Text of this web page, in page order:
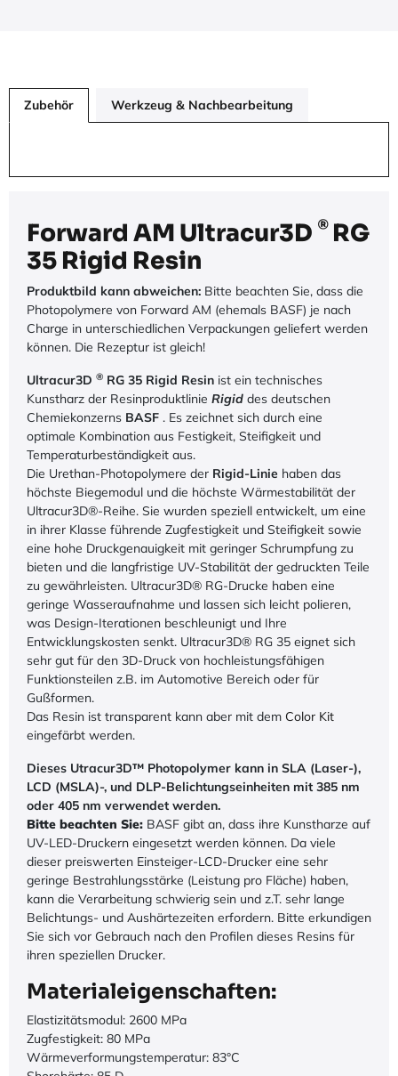
Zubehör Werkzeug & Nachbearbeitung
Forward AM Ultracur3D ® RG
35 Rigid Resin
Produktbild kann abweichen: Bitte beachten Sie, dass die
Photopolymere von Forward AM (ehemals BASF) je nach
Charge in unterschiedlichen Verpackungen geliefert werden
können. Die Rezeptur ist gleich!
Ultracur3D ® RG 35 Rigid Resin ist ein technisches
Kunstharz der Resinproduktlinie Rigid des deutschen
Chemiekonzerns BASF . Es zeichnet sich durch eine
optimale Kombination aus Festigkeit, Steifigkeit und
Temperaturbeständigkeit aus.
Die Urethan-Photopolymere der Rigid-Linie haben das
höchste Biegemodul und die höchste Wärmestabilität der
Ultracur3D®-Reihe. Sie wurden speziell entwickelt, um eine
in ihrer Klasse führende Zugfestigkeit und Steifigkeit sowie
eine hohe Druckgenauigkeit mit geringer Schrumpfung zu
bieten und die langfristige UV-Stabilität der gedruckten Teile
zu gewährleisten. Ultracur3D® RG-Drucke haben eine
geringe Wasseraufnahme und lassen sich leicht polieren,
was Design-Iterationen beschleunigt und Ihre
Entwicklungskosten senkt. Ultracur3D® RG 35 eignet sich
sehr gut für den 3D-Druck von hochleistungsfähigen
Funktionsteilen z.B. im Automotive Bereich oder für
Gußformen.
Das Resin ist transparent kann aber mit dem Color Kit
eingefärbt werden.
Dieses Utracur3D™ Photopolymer kann in SLA (Laser-),
LCD (MSLA)-, und DLP-Belichtungseinheiten mit 385 nm
oder 405 nm verwendet werden.
Bitte beachten Sie: BASF gibt an, dass ihre Kunstharze auf
UV-LED-Druckern eingesetzt werden können. Da viele
dieser preiswerten Einsteiger-LCD-Drucker eine sehr
geringe Bestrahlungsstärke (Leistung pro Fläche) haben,
kann die Verarbeitung schwierig sein und z.T. sehr lange
Belichtungs- und Aushärtezeiten erfordern. Bitte erkundigen
Sie sich vor Gebrauch nach den Profilen dieses Resins für
ihren speziellen Drucker.
Materialeigenschaften:
Elastizitätsmodul: 2600 MPa
Zugfestigkeit: 80 MPa
Wärmeverformungstemperatur: 83°C